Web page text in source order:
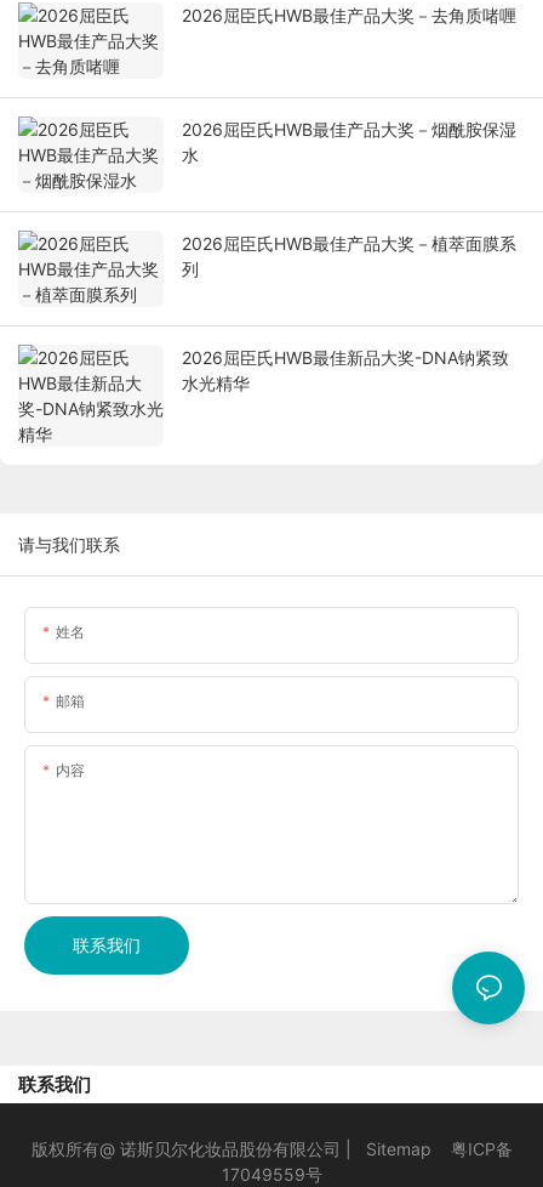
2026屈臣氏HWB最佳产品大奖－去角质啫喱
2026屈臣氏HWB最佳产品大奖－烟酰胺保湿
水
2026屈臣氏HWB最佳产品大奖－植萃面膜系
列
2026屈臣氏HWB最佳新品大奖-DNA钠紧致
水光精华
请与我们联系
姓名
邮箱
内容
联系我们
联系我们
版权所有@ 诺斯贝尔化妆品股份有限公司 | Sitemap
粤ICP备
17049559号